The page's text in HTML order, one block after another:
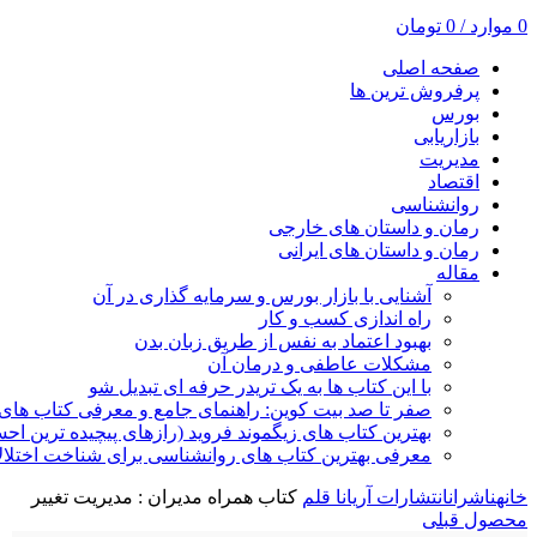
0 موارد /
0 تومان
صفحه اصلی
پرفروش ترین ها
بورس
بازاریابی
مدیریت
اقتصاد
روانشناسی
رمان و داستان های خارجی
رمان و داستان های ایرانی
مقاله
آشنایی با بازار بورس و سرمایه گذاری در آن
راه اندازی کسب و کار
بهبود اعتماد به نفس از طریق زبان بدن
مشکلات عاطفی و درمان آن
با این کتاب ها به یک تریدر حرفه ای تبدیل شو
صفر تا صد بیت کوین: راهنمای جامع و معرفی کتاب های
بهترین کتاب های زیگموند فروید (رازهای پیچیده ترین
معرفی بهترین کتاب های روانشناسی برای شناخت
خانهناشرانانتشارات آریانا قلم کتاب همراه مدیران : مدیریت تغییر
محصول قبلی